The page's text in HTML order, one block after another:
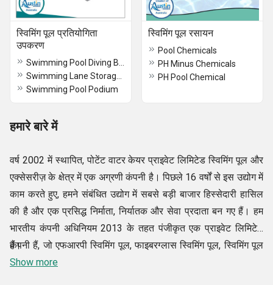
स्विमिंग पूल प्रतियोगिता
उपकरण
Swimming Pool Podium
स्विमिंग पूल रसायन
Pool Chemicals
PH Minus Chemicals
PH Pool Chemical
हमारे बारे में
वर्ष 2002 में स्थापित, पोटेंट वाटर केयर प्राइवेट लिमिटेड स्विमिंग पूल और
एक्सेसरीज़ के क्षेत्र में एक अग्रणी कंपनी है। पिछले 16 वर्षों से इस उद्योग में
काम करते हुए, हमने संबंधित उद्योग में सबसे बड़ी बाजार हिस्सेदारी हासिल
की है और एक प्रसिद्ध निर्माता, निर्यातक और सेवा प्रदाता बन गए हैं। हम
भारतीय कंपनी अधिनियम 2013 के तहत पंजीकृत एक प्राइवेट लिमिटेड
कंपनी हैं, जो एफआरपी स्विमिंग पूल, फाइबरग्लास स्विमिंग पूल, स्विमिंग पूल
फिल्टर, ऑटोमैटिक स्विमिंग पूल क्लीनर, स्विमिंग पूल पंप, वाटर ट्रीटमेंट
हैं।
Show more